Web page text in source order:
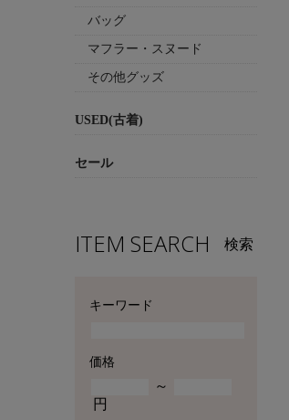
バッグ
マフラー・スヌード
その他グッズ
USED(古着)
セール
ITEM SEARCH 検索
キーワード
価格
～
円